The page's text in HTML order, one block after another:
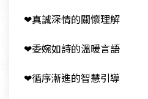
​ ❤真誠深情的關懷理解
​ ❤委婉如詩的溫暖言語
​ ❤循序漸進的智慧引導